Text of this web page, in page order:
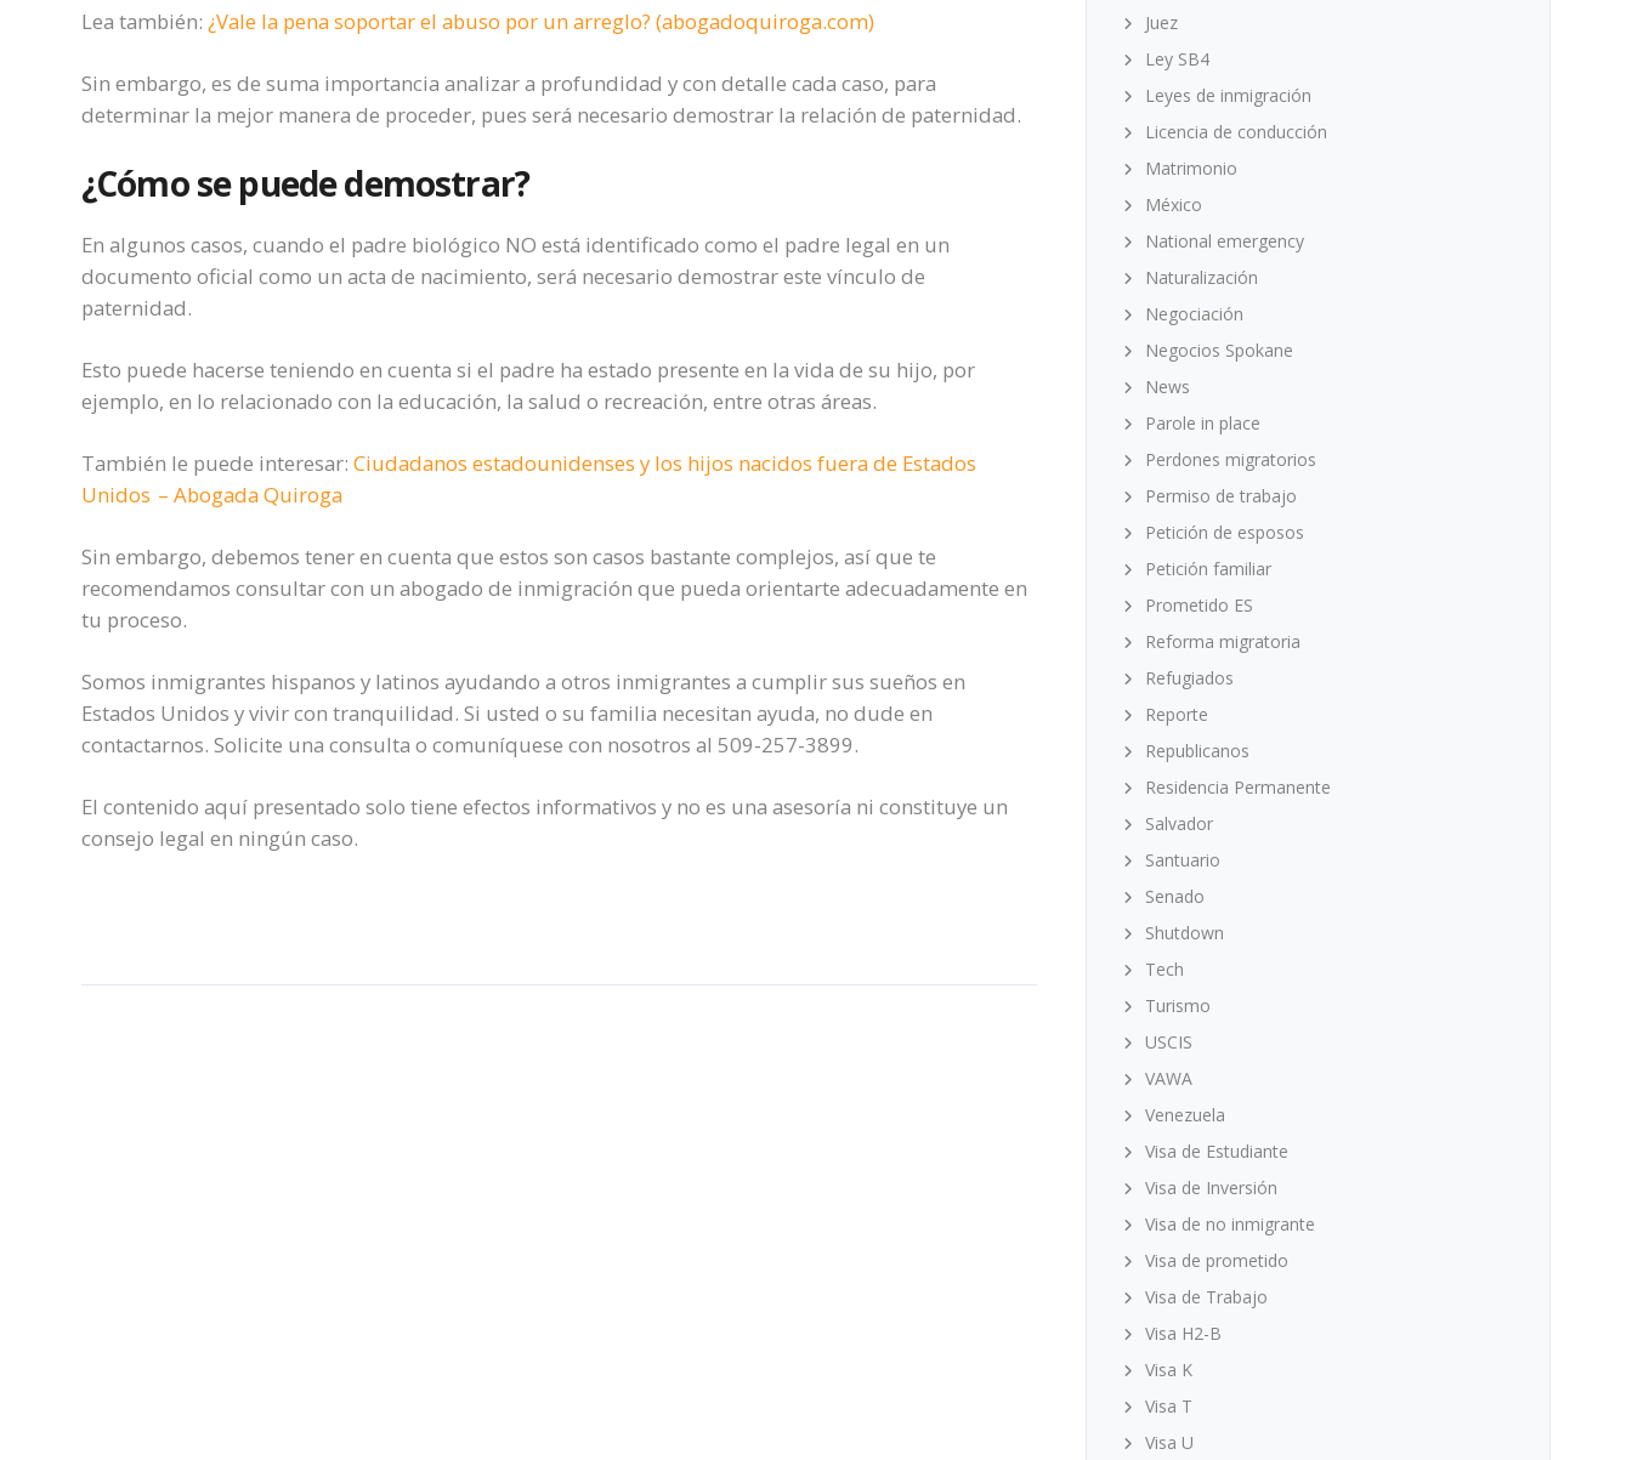
Lea también: ¿Vale la pena soportar el abuso por un arreglo? (abogadoquiroga.com)
Sin embargo, es de suma importancia analizar a profundidad y con detalle cada caso, para
determinar la mejor manera de proceder, pues será necesario demostrar la relación de paternidad.
¿Cómo se puede demostrar?
En algunos casos, cuando el padre biológico NO está identificado como el padre legal en un
documento oficial como un acta de nacimiento, será necesario demostrar este vínculo de
paternidad.
Esto puede hacerse teniendo en cuenta si el padre ha estado presente en la vida de su hijo, por
ejemplo, en lo relacionado con la educación, la salud o recreación, entre otras áreas.
También le puede interesar: Ciudadanos estadounidenses y los hijos nacidos fuera de Estados
Unidos – Abogada Quiroga
Sin embargo, debemos tener en cuenta que estos son casos bastante complejos, así que te
recomendamos consultar con un abogado de inmigración que pueda orientarte adecuadamente en
tu proceso.
Somos inmigrantes hispanos y latinos ayudando a otros inmigrantes a cumplir sus sueños en
Estados Unidos y vivir con tranquilidad. Si usted o su familia necesitan ayuda, no dude en
contactarnos. Solicite una consulta o comuníquese con nosotros al 509-257-3899.
El contenido aquí presentado solo tiene efectos informativos y no es una asesoría ni constituye un
consejo legal en ningún caso.
Juez
Ley SB4
Leyes de inmigración
Licencia de conducción
Matrimonio
México
National emergency
Naturalización
Negociación
Negocios Spokane
News
Parole in place
Perdones migratorios
Permiso de trabajo
Petición de esposos
Petición familiar
Prometido ES
Reforma migratoria
Refugiados
Reporte
Republicanos
Residencia Permanente
Salvador
Santuario
Senado
Shutdown
Tech
Turismo
USCIS
VAWA
Venezuela
Visa de Estudiante
Visa de Inversión
Visa de no inmigrante
Visa de prometido
Visa de Trabajo
Visa H2-B
Visa K
Visa T
Visa U